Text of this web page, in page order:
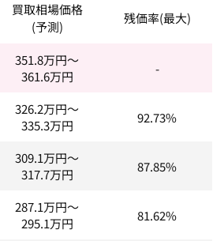
買取相場価格
(予測)
残価率(最大)
351.8万円～
361.6万円 -
326.2万円～
335.3万円 92.73%
309.1万円～
317.7万円 87.85%
287.1万円～
295.1万円 81.62%